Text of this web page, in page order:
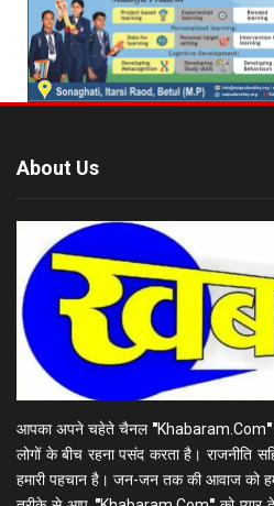
About Us
आपका अपने चहेते चैनल "Khabaram.Com"
लोगों के बीच रहना पसंद करता है। राजनीति
हमारी पहचान है। जन-जन तक की आवाज को